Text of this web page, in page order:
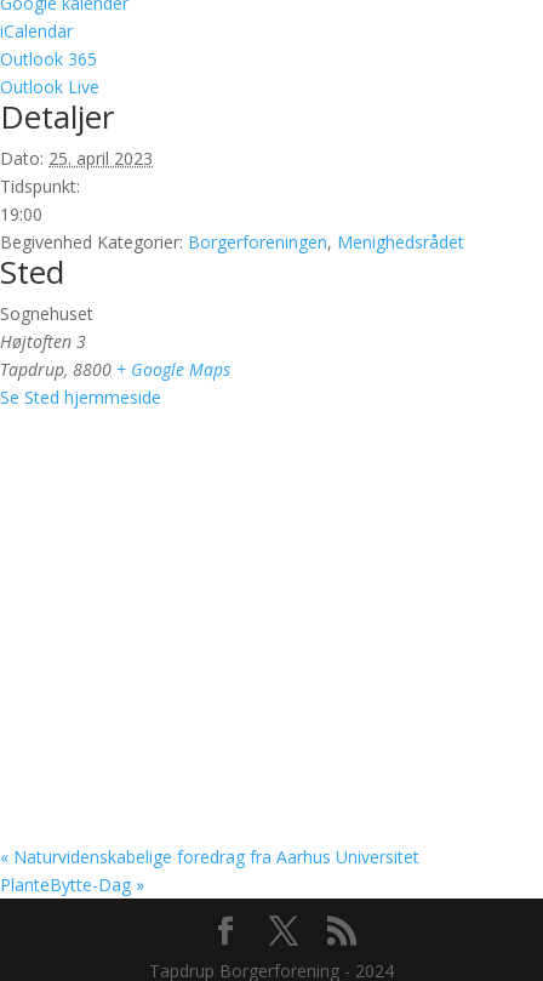
iCalendar
Outlook 365
Outlook Live
Detaljer
Dato: 25. april 2023
Tidspunkt:
19:00
Begivenhed Kategorier: Borgerforeningen, Menighedsrådet
Sted
Sognehuset
Højtoften 3
Tapdrup, 8800 + Google Maps
Se Sted hjemmeside
« Naturvidenskabelige foredrag fra Aarhus Universitet
PlanteBytte-Dag »
Tapdrup Borgerforening - 2024